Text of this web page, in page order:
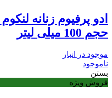
حجم 100 میلی لیتر
موجود در انبار
ناموجود
بستن
فروش ویژه